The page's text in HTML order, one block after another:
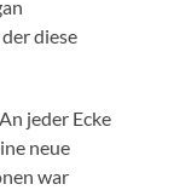
diese
jeder Ecke
neue
war